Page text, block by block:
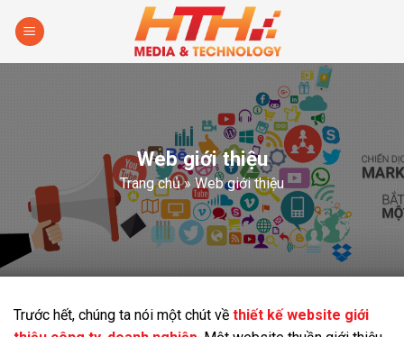
Web giới thiệu
Trang chủ» Web giới thiệu
Trước hết, chúng ta nói một chút về thiết kế website giới